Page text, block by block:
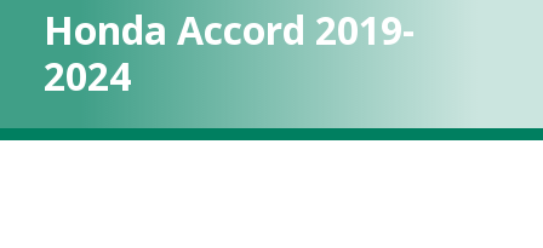
Honda Accord 2019-
2024